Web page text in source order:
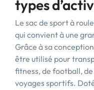
types
Le sac de sport à
qui convient à une
Grâce à sa
être utilisé pour
fitness, de football,
voyages sportifs.